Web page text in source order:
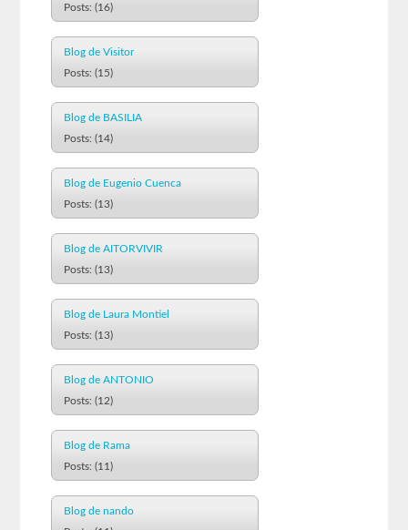
Posts: (16)
Blog de Visitor
Posts: (15)
Blog de BASILIA
Posts: (14)
Blog de Eugenio Cuenca
Posts: (13)
Blog de AITORVIVIR
Posts: (13)
Blog de Laura Montiel
Posts: (13)
Blog de ANTONIO
Posts: (12)
Blog de Rama
Posts: (11)
Blog de nando